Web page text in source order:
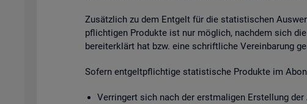
Zu­sätz­lich zu dem Ent­gelt für die sta­tis­ti­schen
pflich­ti­gen Pro­duk­te ist nur mög­lich, nach­dem sich
be­reit­er­klärt hat bzw. eine schrift­li­che Ver­ein­ba­rung
So­fern ent­gelt­pflich­ti­ge sta­tis­ti­sche Pro­duk­te im
Ver­rin­gert sich nach der erst­ma­li­gen Er­stel­lung